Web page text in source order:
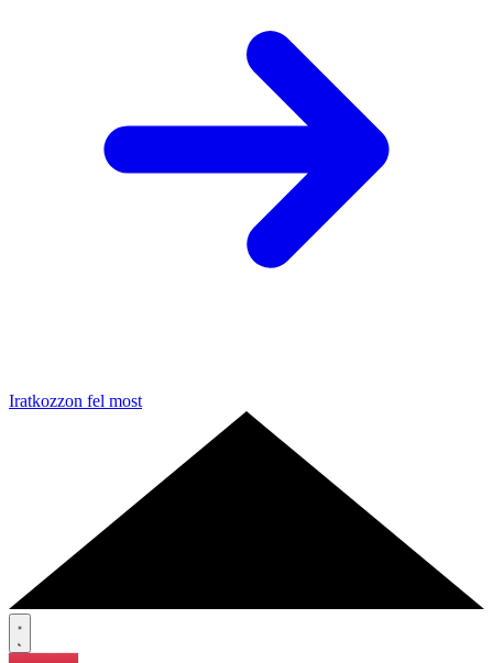
Iratkozzon fel most